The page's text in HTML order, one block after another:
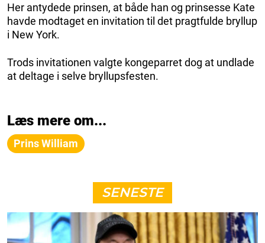
Her antydede prinsen, at både han og prinsesse Kate
havde modtaget en invitation til det pragtfulde bryllup
i New York.
Trods invitationen valgte kongeparret dog at undlade
at deltage i selve bryllupsfesten.
Læs mere om...
Prins William
SENESTE